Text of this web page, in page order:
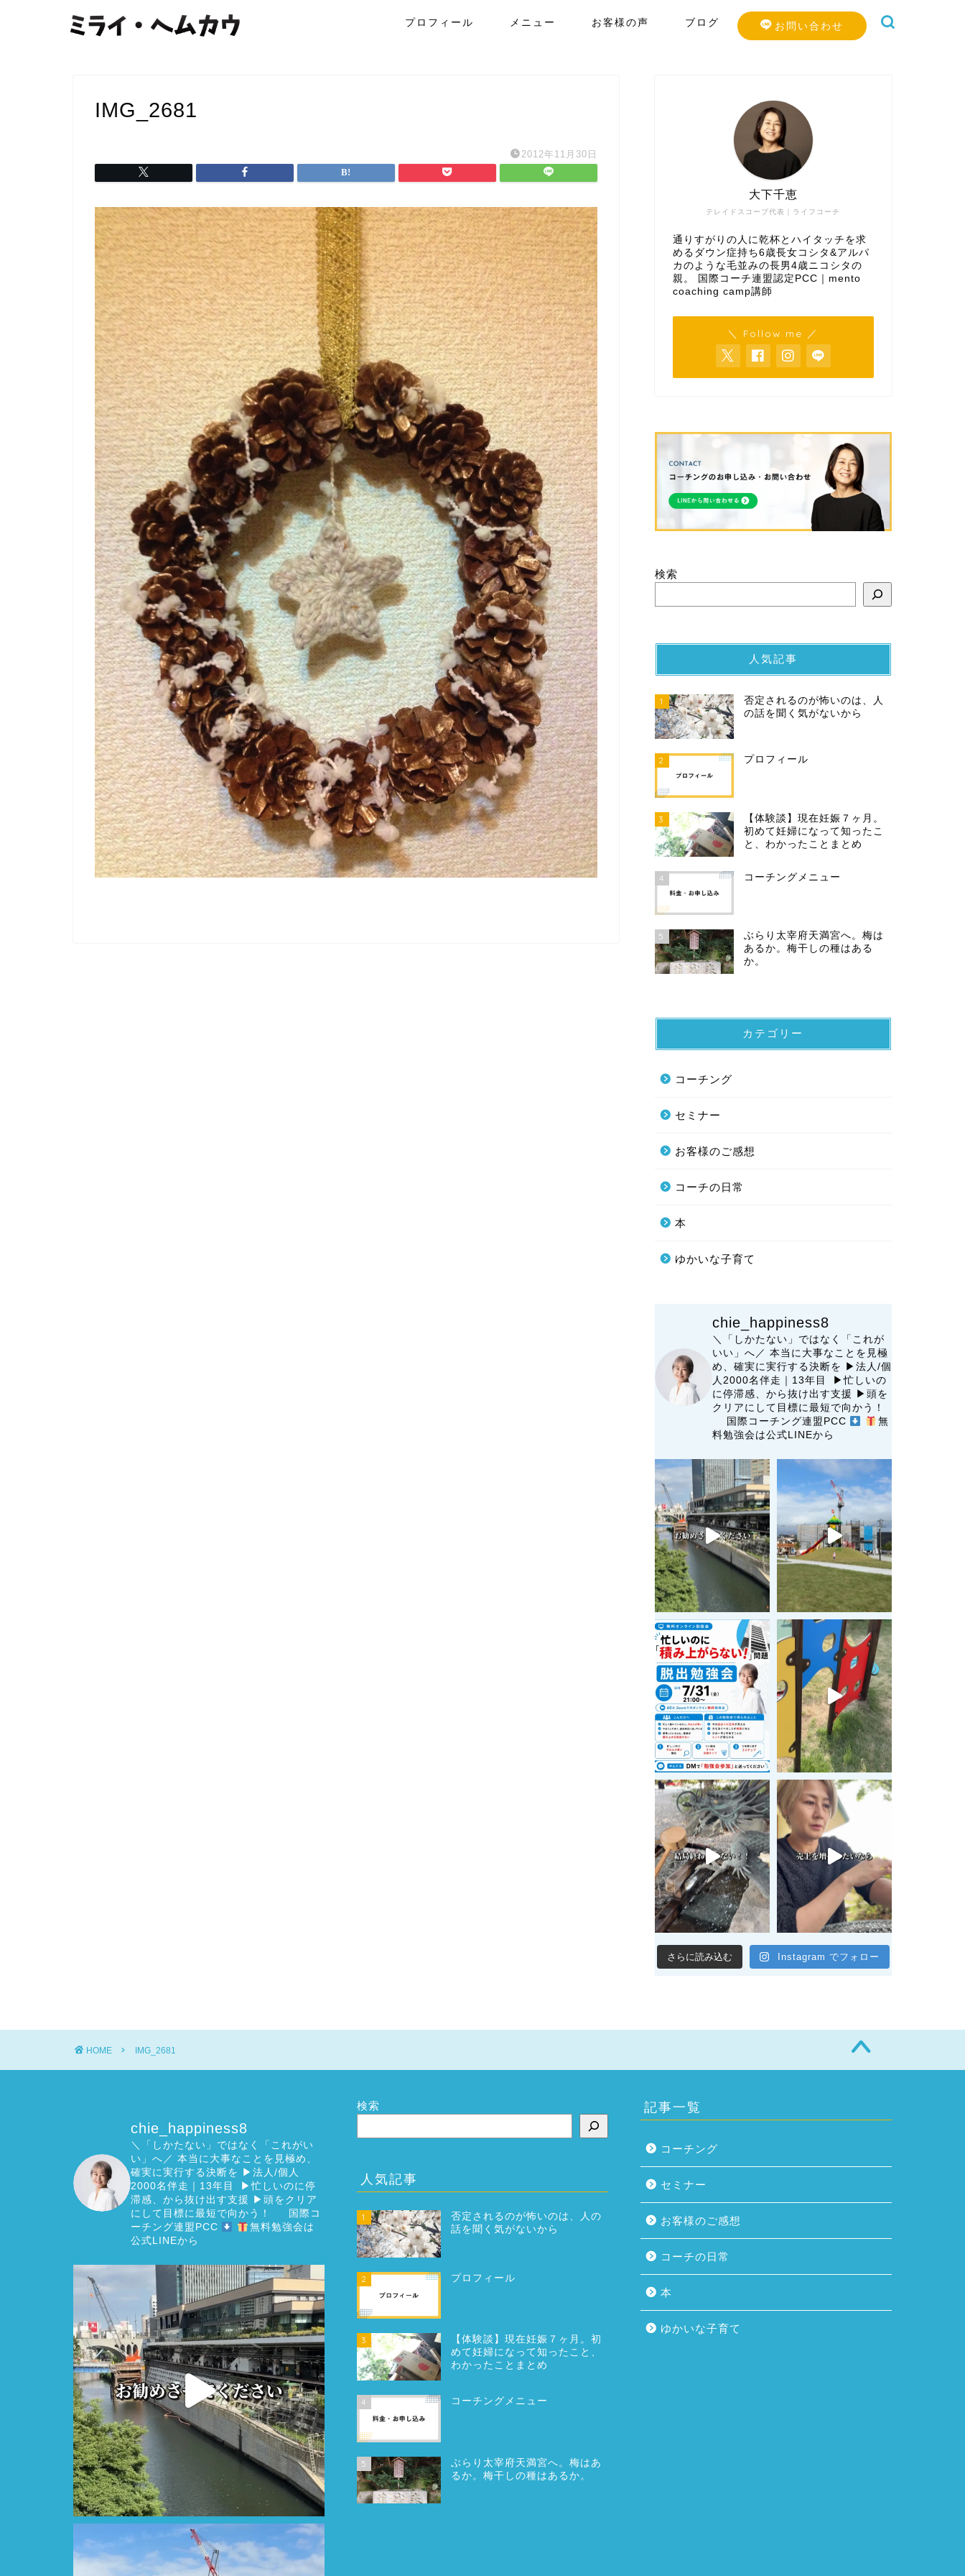
プロフィール メニュー お客様の声 ブログ お問い合わせ
IMG_2681
2012年11月30日
テレイドスコープ代表｜ライフコーチ
大下千恵
通りすがりの人に乾杯とハイタッチを求
めるダウン症持ち6歳長女コシタ&アルパ
カのような毛並みの長男4歳ニコシタの
親。 国際コーチ連盟認定PCC｜mento
coaching camp講師
＼ Follow me ／
検索
人気記事
1
否定されるのが怖いのは、人
の話を聞く気がないから
2 プロフィール
3
【体験談】現在妊娠７ヶ月。
初めて妊婦になって知ったこ
と、わかったことまとめ
4 コーチングメニュー
5
ぶらり太宰府天満宮へ。梅は
あるか。梅干しの種はある
か。
カテゴリー
コーチング
セミナー
お客様のご感想
コーチの日常
本
ゆかいな子育て
chie_happiness8
＼「しかたない」ではなく「これが
いい」へ／ 本当に大事なことを見極
め、確実に実行する決断を ▶︎法人/個
人2000名伴走｜13年目 ▶︎忙しいの
に停滞感、から抜け出す支援 ▶︎頭を
クリアにして目標に最短で向かう！
国際コーチング連盟PCC
無
料勉強会は公式LINEから
さらに読み込む Instagram でフォロー
HOME IMG_2681
chie_happiness8
＼「しかたない」ではなく「これがい
い」へ／ 本当に大事なことを見極め、
確実に実行する決断を ▶︎法人/個人
2000名伴走｜13年目 ▶︎忙しいのに停
滞感、から抜け出す支援 ▶︎頭をクリア
にして目標に最短で向かう！
国際コ
ーチング連盟PCC
無料勉強会は
公式LINEから
検索
人気記事
1
否定されるのが怖いのは、人の
話を聞く気がないから
2 プロフィール
3
【体験談】現在妊娠７ヶ月。初
めて妊婦になって知ったこと、
わかったことまとめ
4 コーチングメニュー
5
ぶらり太宰府天満宮へ。梅はあ
るか。梅干しの種はあるか。
記事一覧
コーチング
セミナー
お客様のご感想
コーチの日常
本
ゆかいな子育て